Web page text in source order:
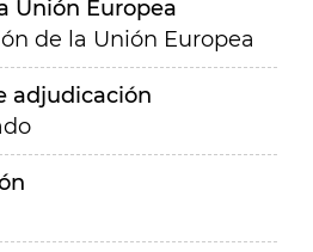
Unión Europea
de la Unión Europea
adjudicación